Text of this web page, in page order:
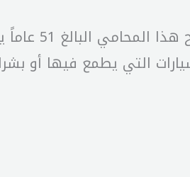
أما حسن
التي يطمع فيها أو